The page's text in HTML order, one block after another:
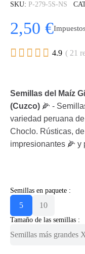
SKU P-279-5S-NS
2,50 €
     4.9 ( 21
Semillas del Maíz
(Cuzco) 🌽 -
variedad peruana
Choclo. Rústicas,
impresionantes 🌽 y
Semillas en paquete :
5 10
Tamaño de las semillas :
Semillas más grandes